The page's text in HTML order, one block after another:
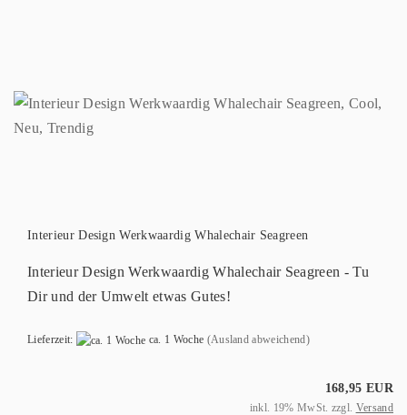
Interieur Design Werkwaardig Whalechair Seagreen
Interieur Design Werkwaardig Whalechair Seagreen - Tu
Dir und der Umwelt etwas Gutes!
Lieferzeit: ca. 1 Woche (Ausland abweichend)
168,95 EUR
inkl. 19% MwSt. zzgl. Versand